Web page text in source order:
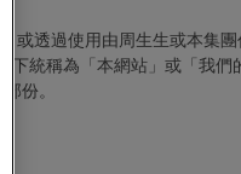
或透過使用由周生生或本集
下統稱為「本網站」或「我們
份。